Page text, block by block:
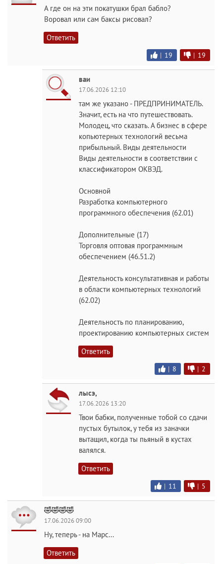
А где он на эти покатушки брал бабло?
Воровал или сам баксы рисовал?
Ответить
| 19 | 19
ваи
17.06.2026 12:10
там же указано - ПРЕДПРИНИМАТЕЛЬ.
Значит, есть на что путешествовать.
Молодец, что сказать. А бизнес в сфере
копьютерных технологий весьма
прибыльный. Виды деятельности
Виды деятельности в соответствии с
классификатором ОКВЭД.
Основной
Разработка компьютерного
программного обеспечения (62.01)
Дополнительные (17)
Торговля оптовая программным
обеспечением (46.51.2)
Деятельность консультативная и работы
в области компьютерных технологий
(62.02)
Деятельность по планированию,
проектированию компьютерных систем
Ответить
| 8 | 2
лысэ,
17.06.2026 13:20
Твои бабки, полученные тобой со сдачи
пустых бутылок, у тебя из заначки
вытащил, когда ты пьяный в кустах
валялся.
Ответить
| 11 | 5
🤣🤣🤣🤣
17.06.2026 09:00
Ну, теперь - на Марс...
Ответить